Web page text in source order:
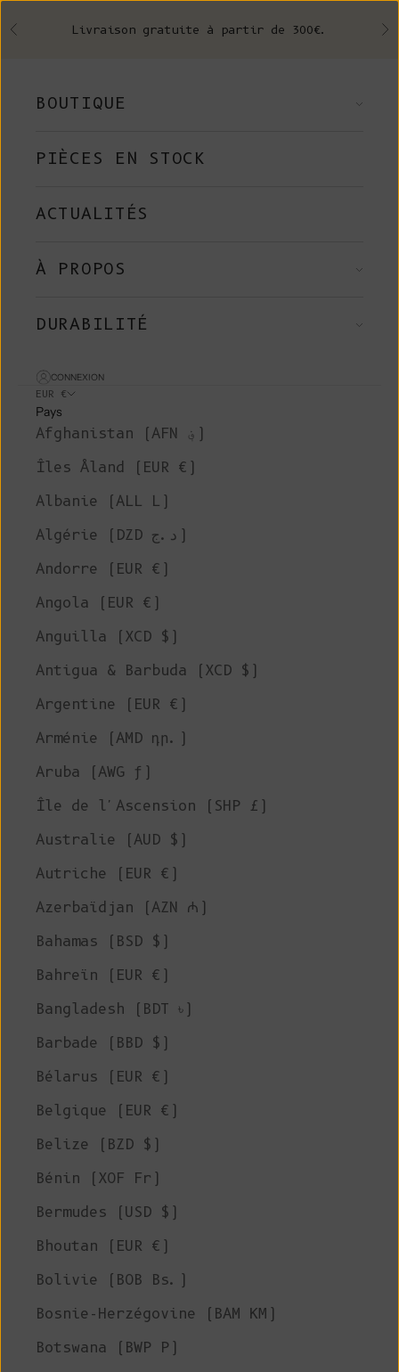
Précédent Livraison gratuite à partir de 300€.
BOUTIQUE
PIÈCES EN STOCK
ACTUALITÉS
À PROPOS
DURABILITÉ
CONNEXION
EUR €
Pays
Afghanistan (AFN ؋)
Îles Åland (EUR €)
Albanie (ALL L)
Algérie (DZD د.ج)
Andorre (EUR €)
Angola (EUR €)
Anguilla (XCD $)
Antigua & Barbuda (XCD $)
Argentine (EUR €)
Arménie (AMD դր.)
Aruba (AWG ƒ)
Île de l'Ascension (SHP £)
Australie (AUD $)
Autriche (EUR €)
Azerbaïdjan (AZN ₼)
Bahamas (BSD $)
Bahreïn (EUR €)
Bangladesh (BDT ৳)
Barbade (BBD $)
Bélarus (EUR €)
Belgique (EUR €)
Belize (BZD $)
Bénin (XOF Fr)
Bermudes (USD $)
Bhoutan (EUR €)
Bolivie (BOB Bs.)
Bosnie-Herzégovine (BAM КМ)
Botswana (BWP P)